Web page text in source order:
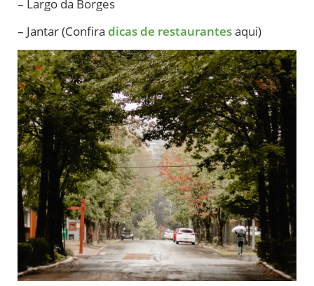
– Largo da Borges
– Jantar (Confira dicas de restaurantesaqui)